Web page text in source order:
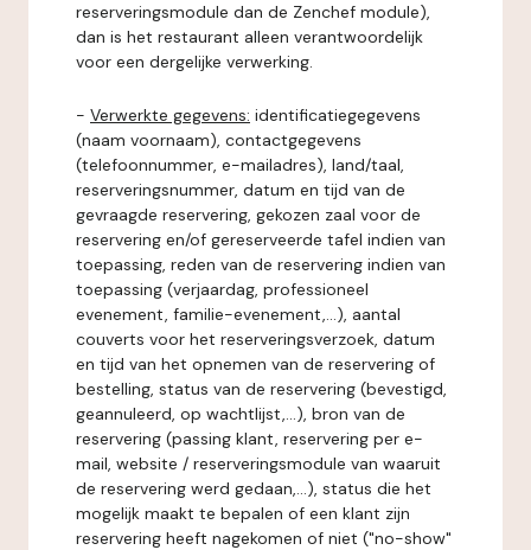
reserveringsmodule dan de Zenchef module),
dan is het restaurant alleen verantwoordelijk
voor een dergelijke verwerking.
- Verwerkte gegevens: identificatiegegevens
(naam voornaam), contactgegevens
(telefoonnummer, e-mailadres), land/taal,
reserveringsnummer, datum en tijd van de
gevraagde reservering, gekozen zaal voor de
reservering en/of gereserveerde tafel indien van
toepassing, reden van de reservering indien van
toepassing (verjaardag, professioneel
evenement, familie-evenement,...), aantal
couverts voor het reserveringsverzoek, datum
en tijd van het opnemen van de reservering of
bestelling, status van de reservering (bevestigd,
geannuleerd, op wachtlijst,...), bron van de
reservering (passing klant, reservering per e-
mail, website / reserveringsmodule van waaruit
de reservering werd gedaan,...), status die het
mogelijk maakt te bepalen of een klant zijn
reservering heeft nagekomen of niet ("no-show"